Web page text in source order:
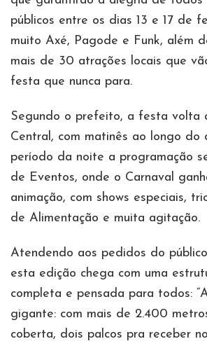
públicos entre os dias 13 e 17 de
muito Axé, Pagode e Funk, além
mais de 30 atrações locais que
festa que nunca para.
Segundo o prefeito, a festa volta
Central, com matinês ao longo do
período da noite a programação
de Eventos, onde o Carnaval
animação, com shows especiais,
de Alimentação e muita agitação.
Atendendo aos pedidos do
esta edição chega com uma
completa e pensada para todos:
gigante: com mais de 2.400
coberta, dois palcos pra receber